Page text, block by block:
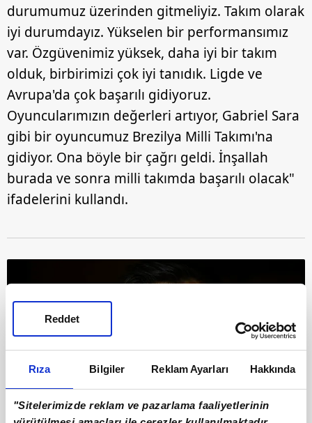
Rıza Bilgiler Reklam Ayarları Hakkında
"Sitelerimizde reklam ve pazarlama faaliyetlerinin
Reddet
durumumuz üzerinden gitmeliyiz. Takım olarak
iyi durumdayız. Yükselen bir performansımız
var. Özgüvenimiz yüksek, daha iyi bir takım
olduk, birbirimizi çok iyi tanıdık. Ligde ve
Avrupa'da çok başarılı gidiyoruz.
Oyuncularımızın değerleri artıyor, Gabriel Sara
gibi bir oyuncumuz Brezilya Milli Takımı'na
gidiyor. Ona böyle bir çağrı geldi. İnşallah
burada ve sonra milli takımda başarılı olacak"
ifadelerini kullandı.